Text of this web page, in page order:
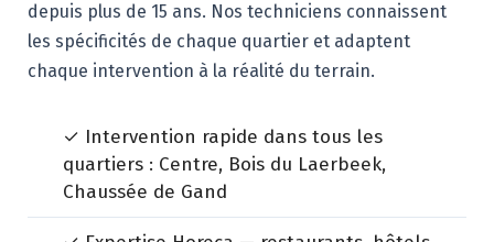
depuis plus de 15 ans. Nos techniciens connaissent
les spécificités de chaque quartier et adaptent
chaque intervention à la réalité du terrain.
✓ Intervention rapide dans tous les
quartiers : Centre, Bois du Laerbeek,
Chaussée de Gand